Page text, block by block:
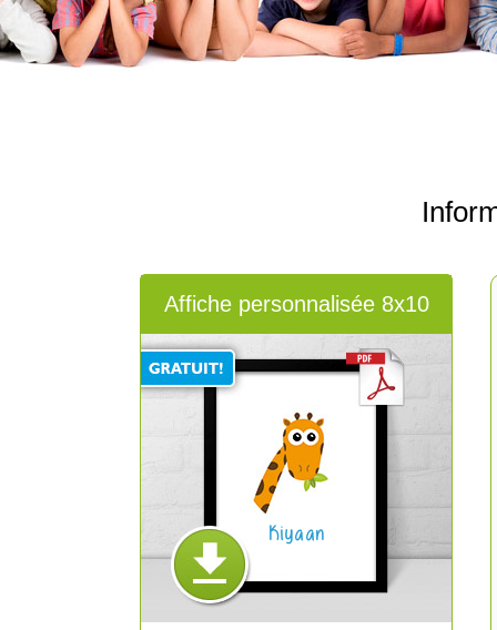
Affiche personnalisée 8x10
Kiyaan